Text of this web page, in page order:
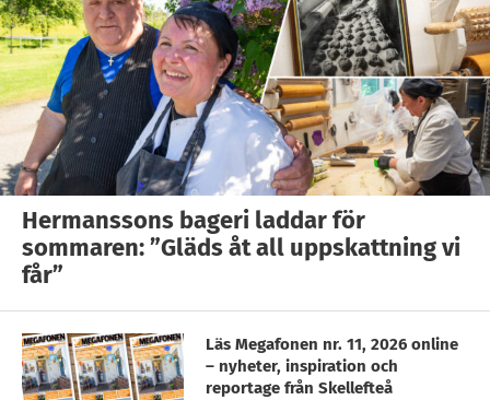
Hermanssons bageri laddar för
sommaren: ”Gläds åt all uppskattning vi
får”
Läs Megafonen nr. 11, 2026 online
– nyheter, inspiration och
reportage från Skellefteå